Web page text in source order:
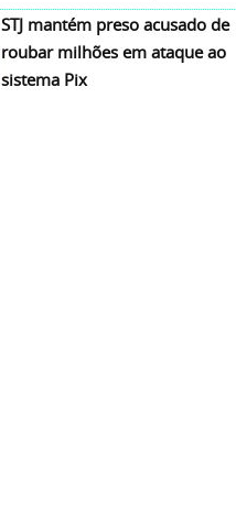
STJ mantém preso acusado de
roubar milhões em ataque ao
sistema Pix